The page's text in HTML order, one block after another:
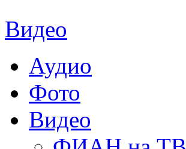
Видео
Аудио
Фото
Видео